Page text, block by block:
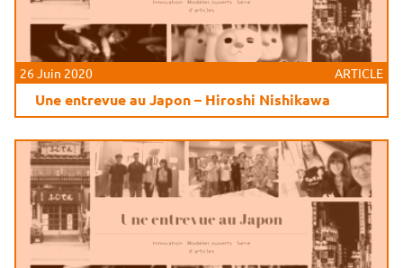
26 Juin 2020 ARTICLE
Une entrevue au Japon – Hiroshi Nishikawa